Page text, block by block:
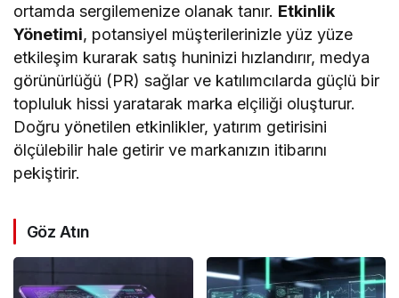
ortamda sergilemenize olanak tanır. Etkinlik
Yönetimi, potansiyel müşterilerinizle yüz yüze
etkileşim kurarak satış huninizi hızlandırır, medya
görünürlüğü (PR) sağlar ve katılımcılarda güçlü bir
topluluk hissi yaratarak marka elçiliği oluşturur.
Doğru yönetilen etkinlikler, yatırım getirisini
ölçülebilir hale getirir ve markanızın itibarını
pekiştirir.
Göz Atın